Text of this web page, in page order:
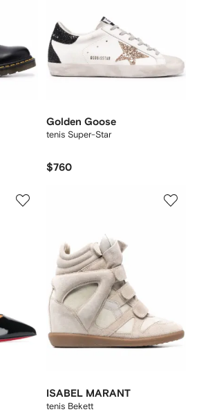
Golden Goose
tenis Super-Star
$760
ISABEL MARANT
tenis Bekett